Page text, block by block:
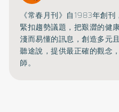
《常春月刊》自1983年創
緊扣趨勢議題，把艱澀的健
淺而易懂的訊息，創造多元
聽途說，提供最正確的觀念
師。